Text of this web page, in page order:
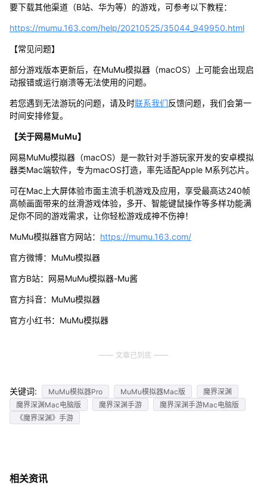
要下载其他渠道（B站、华为等）的游戏，可参考以下教程：
https://mumu.163.com/help/20210525/35044_949950.html
【常见问题】
部分游戏版本更新后，在MuMu模拟器（macOS）上可能会出现启
动报错或运行崩溃等无法使用的问题。
若您遇到无法游玩的问题，请及时联系我们反馈问题，我们会第一
时间安排修复。
【关于网易MuMu】
网易MuMu模拟器（macOS）是一款针对手游玩家开发的安卓模拟
器类Mac端软件，专为macOS打造，率先适配Apple M系列芯片。
可在Mac上大屏体验市面主流手机游戏及应用，享受最高达240帧
高帧画面带来的丝滑游戏体验，多开、智能键鼠操作等多样功能满
足你不同的游戏需求，让你轻松游戏成神不伤神！
MuMu模拟器官方网站： https://mumu.163.com/
官方微博：MuMu模拟器
官方B站：网易MuMu模拟器-Mu酱
官方抖音：MuMu模拟器
官方小红书：MuMu模拟器
文章已到底
关键词: MuMu模拟器Pro MuMu模拟器Mac版
魔界深渊
魔界深渊Mac电脑版
魔界深渊手游
魔界深渊手游Mac电脑版
《魔界深渊》手游
相关资讯